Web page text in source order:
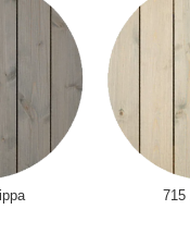
715
för 8000 kr, vid ett
på köpet. (värde
Lägg till erbjudandet i kassan.